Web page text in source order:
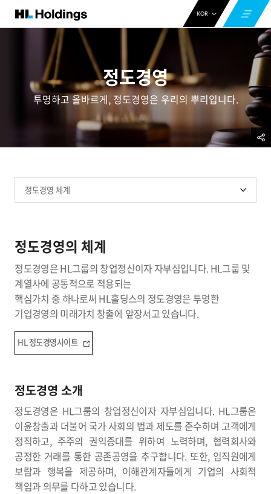
KOR
CHN
정도경영
투명하고 올바르게, 정도경영은 우리의 뿌리입니다.
정도경영의 체계
정도경영은 HL그룹의 창업정신이자 자부심입니다. HL그룹 및
계열사에 공통적으로 적용되는
핵심가치 중 하나로써 HL홀딩스의 정도경영은 투명한
기업경영의 미래가치 창출에 앞장서고 있습니다.
HL 정도경영사이트
정도경영 소개
정도경영은 HL그룹의 창업정신이자 자부심입니다. HL그룹은
이윤창출과 더불어 국가 사회의 법과 제도를 준수하며 고객에게
정직하고, 주주의 권익증대를 위하여 노력하며, 협력회사와
공정한 거래를 통한 공존공영을 추구합니다. 또한, 임직원에게
보람과 행복을 제공하며, 이해관계자들에게 기업의 사회적
책임과 의무를 다하고 있습니다.